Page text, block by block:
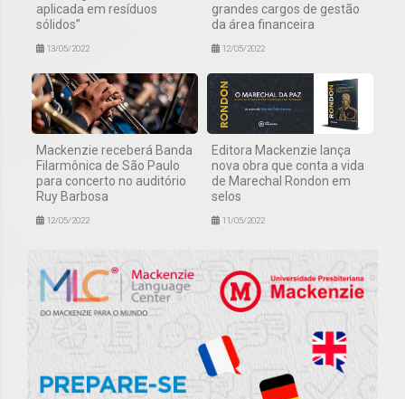
aplicada em resíduos
sólidos”
13/05/2022
grandes cargos de gestão
da área financeira
12/05/2022
Mackenzie receberá Banda
Filarmônica de São Paulo
para concerto no auditório
Ruy Barbosa
12/05/2022
Editora Mackenzie lança
nova obra que conta a vida
de Marechal Rondon em
selos
11/05/2022